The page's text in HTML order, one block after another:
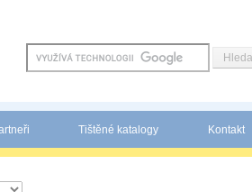
Tištěné katalogy Kontakt